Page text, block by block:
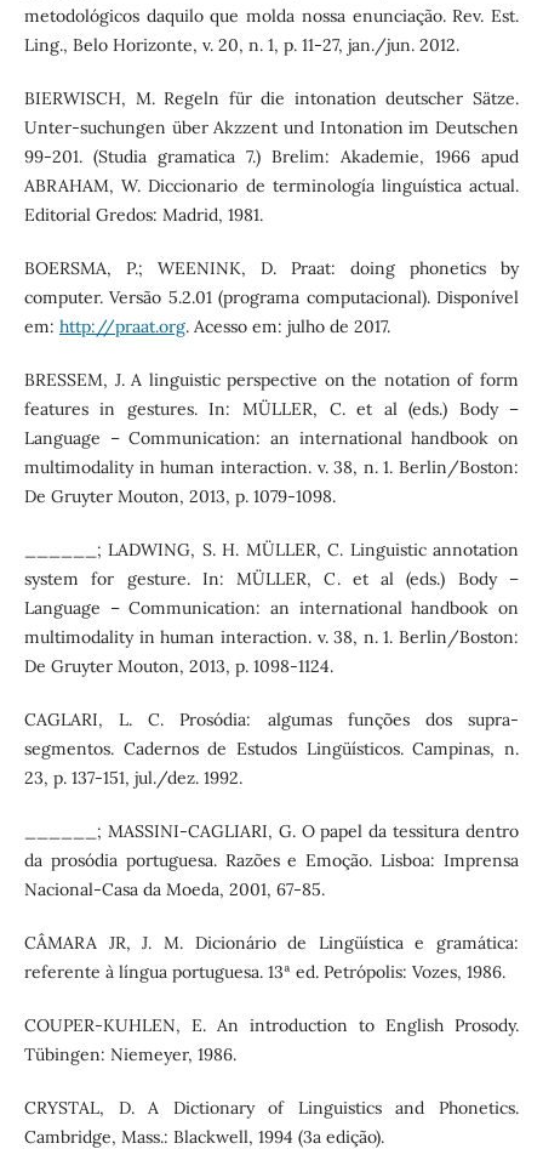
metodológicos daquilo que molda nossa enunciação. Rev. Est.
Ling., Belo Horizonte, v. 20, n. 1, p. 11-27, jan./jun. 2012.
BIERWISCH, M. Regeln für die intonation deutscher Sätze.
Unter-suchungen über Akzzent und Intonation im Deutschen
99-201. (Studia gramatica 7.) Brelim: Akademie, 1966 apud
ABRAHAM, W. Diccionario de terminología linguística actual.
Editorial Gredos: Madrid, 1981.
BOERSMA, P.; WEENINK, D. Praat: doing phonetics by
computer. Versão 5.2.01 (programa computacional). Disponível
em: http://praat.org. Acesso em: julho de 2017.
BRESSEM, J. A linguistic perspective on the notation of form
features in gestures. In: MÜLLER, C. et al (eds.) Body –
Language – Communication: an international handbook on
multimodality in human interaction. v. 38, n. 1. Berlin/Boston:
De Gruyter Mouton, 2013, p. 1079-1098.
______; LADWING, S. H. MÜLLER, C. Linguistic annotation
system for gesture. In: MÜLLER, C. et al (eds.) Body –
Language – Communication: an international handbook on
multimodality in human interaction. v. 38, n. 1. Berlin/Boston:
De Gruyter Mouton, 2013, p. 1098-1124.
CAGLARI, L. C. Prosódia: algumas funções dos supra-
segmentos. Cadernos de Estudos Lingüísticos. Campinas, n.
23, p. 137-151, jul./dez. 1992.
______; MASSINI-CAGLIARI, G. O papel da tessitura dentro
da prosódia portuguesa. Razões e Emoção. Lisboa: Imprensa
Nacional-Casa da Moeda, 2001, 67-85.
CÂMARA JR, J. M. Dicionário de Lingüística e gramática:
referente à língua portuguesa. 13ª ed. Petrópolis: Vozes, 1986.
COUPER-KUHLEN, E. An introduction to English Prosody.
Tübingen: Niemeyer, 1986.
CRYSTAL, D. A Dictionary of Linguistics and Phonetics.
Cambridge, Mass.: Blackwell, 1994 (3a edição).